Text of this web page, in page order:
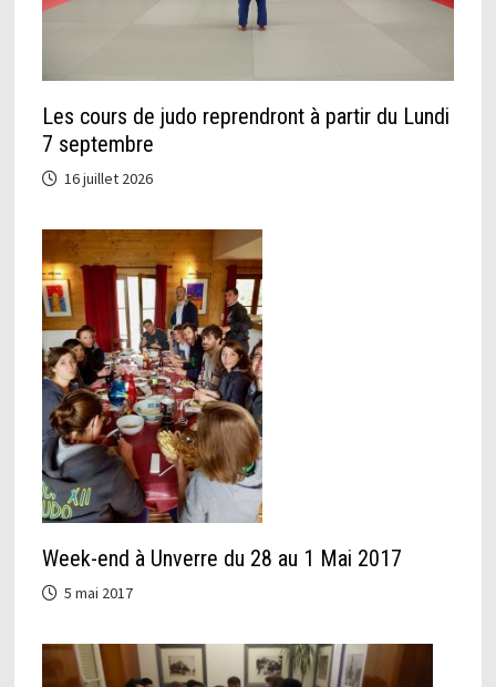
Les cours de judo reprendront à partir du Lundi
7 septembre
16 juillet 2026
Week-end à Unverre du 28 au 1 Mai 2017
5 mai 2017